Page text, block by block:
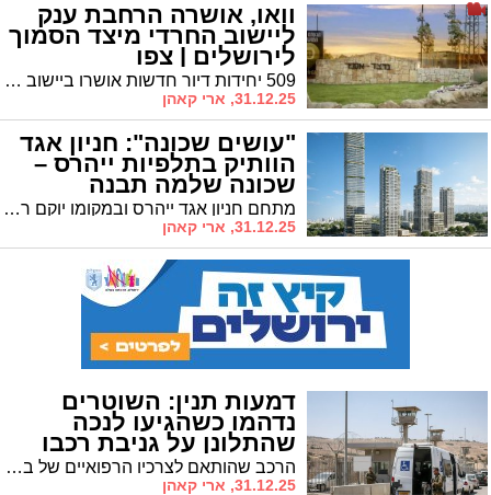
וואו, אושרה הרחבת ענק
ליישוב החרדי מיצד הסמוך
לירושלים | צפו
509 יחידות דיור חדשות אושרו ביישוב החרדי • התכנית כוללת מוסדות ציבור, חינוך, מסחר ותיירות • צפו בבכירים מברכים
31.12.25, ארי קאהן
"עושים שכונה": חניון אגד
הוותיק בתלפיות ייהרס –
שכונה שלמה תבנה
במקומו מתחם חניון אגד ייהרס ובמקומו יוקם רובע עירוני מעורב שימושים עם כמות מדהימה של כ־2,000 יחידות דיור • ראש העיר: "אלו פני העתיד"
31.12.25, ארי קאהן
דמעות תנין: השוטרים
נדהמו כשהגיעו לנכה
שהתלונן על גניבת רכבו
המיוחד הרכב שהותאם לצרכיו הרפואיים של בעליו הגיע לשטחי הרשות הפלסטינית • לא תאמינו מי היה מעורב במעשה
31.12.25, ארי קאהן